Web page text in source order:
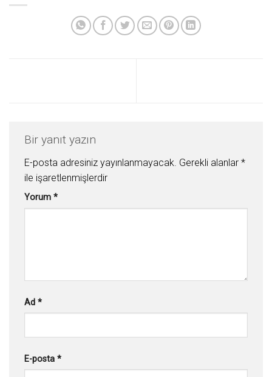
Bir yanıt yazın
E-posta adresiniz yayınlanmayacak. Gerekli alanlar *
ile işaretlenmişlerdir
Yorum *
Ad *
E-posta *